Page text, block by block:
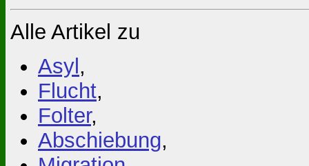
Alle Artikel zu
Asyl ,
Flucht,
Folter,
Abschiebung,